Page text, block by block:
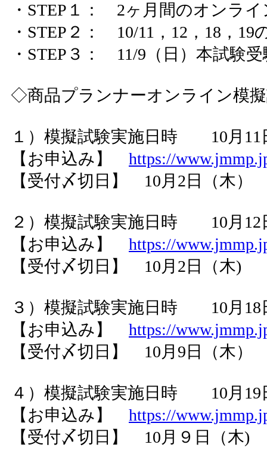
・STEP１： 2ヶ月間のオンライ
・STEP２： 10/11，12，18，
・STEP３： 11/9（日）本試験受
◇商品プランナーオンライン模
１）模擬試験実施日時 10月11
【お申込み】 https://
【受付〆切日】 10月2日（木）
２）模擬試験実施日時 10月12
【お申込み】 https://
【受付〆切日】 10月2日（木)
３）模擬試験実施日時 10月18
【お申込み】 https://
【受付〆切日】 10月9日（木）
４）模擬試験実施日時 10月
【お申込み】 https://
【受付〆切日】 10月９日（木)